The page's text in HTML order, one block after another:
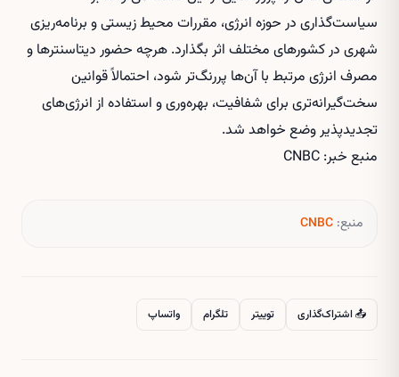
سیاست‌گذاری در حوزه انرژی، مقررات محیط زیستی و برنامه‌ریزی
شهری در کشورهای مختلف اثر بگذارد. هرچه حضور دیتاسنترها و
مصرف انرژی مرتبط با آن‌ها پررنگ‌تر شود، احتمالاً قوانین
سخت‌گیرانه‌تری برای شفافیت، بهره‌وری و استفاده از انرژی‌های
تجدیدپذیر وضع خواهد شد.
منبع خبر: CNBC
منبع: CNBC
📤 اشتراک‌گذاری توییتر تلگرام واتساپ